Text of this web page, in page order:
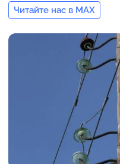
Читайте нас в MAX